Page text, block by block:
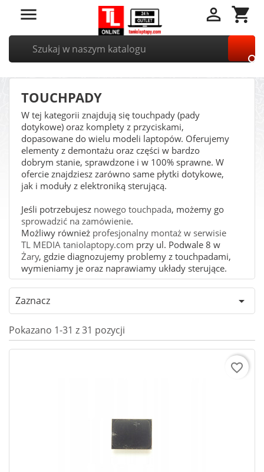
 shopping_cart


TOUCHPADY
W tej kategorii znajdują się touchpady (pady
dotykowe) oraz komplety z przyciskami,
dopasowane do wielu modeli laptopów. Oferujemy
elementy z demontażu oraz części w bardzo
dobrym stanie, sprawdzone i w 100% sprawne. W
ofercie znajdziesz zarówno same płytki dotykowe,
jak i moduły z elektroniką sterującą.
Jeśli potrzebujesz nowego touchpada, możemy go
sprowadzić na zamówienie.
Możliwy również profesjonalny montaż w serwisie
TL MEDIA taniolaptopy.com przy ul. Podwale 8 w
Żary, gdzie diagnozujemy problemy z touchpadami,
wymieniamy je oraz naprawiamy układy sterujące.
Zaznacz 
Pokazano 1-31 z 31 pozycji
favorite_border